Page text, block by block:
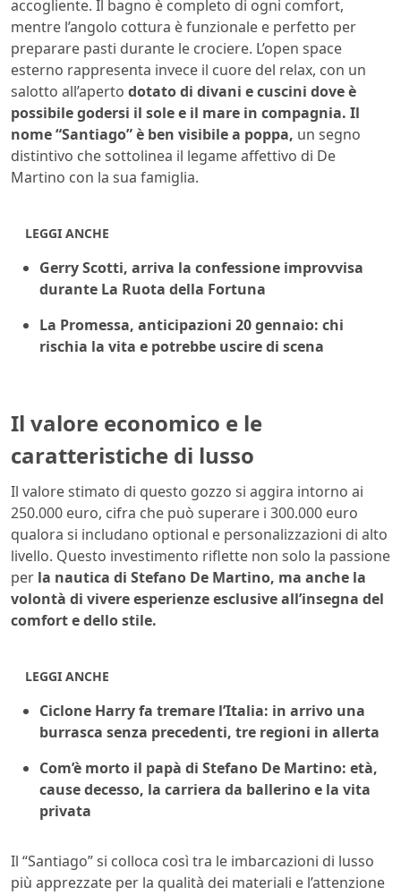
accogliente. Il bagno è completo di ogni comfort,
mentre l’angolo cottura è funzionale e perfetto per
preparare pasti durante le crociere. L’open space
esterno rappresenta invece il cuore del relax, con un
salotto all’aperto dotato di divani e cuscini dove è
possibile godersi il sole e il mare in compagnia. Il
nome “Santiago” è ben visibile a poppa, un segno
distintivo che sottolinea il legame affettivo di De
Martino con la sua famiglia.
LEGGI ANCHE
Gerry Scotti, arriva la confessione improvvisa
durante La Ruota della Fortuna
La Promessa, anticipazioni 20 gennaio: chi
rischia la vita e potrebbe uscire di scena
Il valore economico e le
caratteristiche di lusso
Il valore stimato di questo gozzo si aggira intorno ai
250.000 euro, cifra che può superare i 300.000 euro
qualora si includano optional e personalizzazioni di alto
livello. Questo investimento riflette non solo la passione
per la nautica di Stefano De Martino, ma anche la
volontà di vivere esperienze esclusive all’insegna del
comfort e dello stile.
LEGGI ANCHE
Ciclone Harry fa tremare l’Italia: in arrivo una
burrasca senza precedenti, tre regioni in allerta
Com’è morto il papà di Stefano De Martino: età,
cause decesso, la carriera da ballerino e la vita
privata
Il “Santiago” si colloca così tra le imbarcazioni di lusso
più apprezzate per la qualità dei materiali e l’attenzione